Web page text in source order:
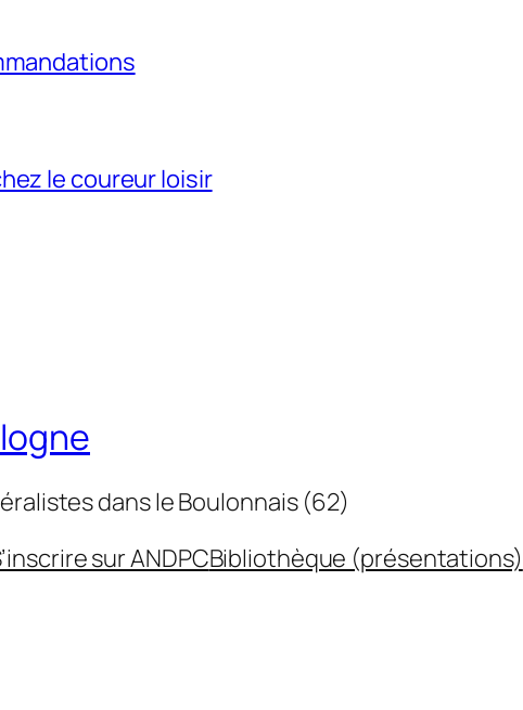
le coureur loisir
dans le Boulonnais (62)
sur ANDPCBibliothèque (présentations)